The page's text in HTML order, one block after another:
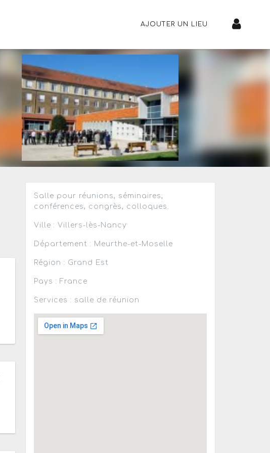
AJOUTER UN LIEU
Salle pour réunions, séminaires,
conférences, congrès, colloques.
Ville : Villers-lès-Nancy
Département : Meurthe-et-Moselle
Région : Grand Est
Pays : France
Services : salle de réunion